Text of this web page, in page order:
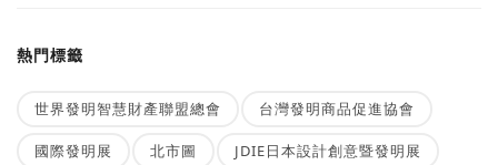
熱門標籤
世界發明智慧財產聯盟總會 台灣發明商品促進協會
國際發明展 北市圖 JDIE日本設計創意暨發明展